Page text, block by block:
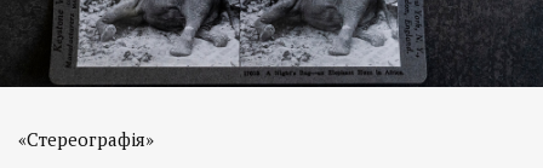
«Стереографія»